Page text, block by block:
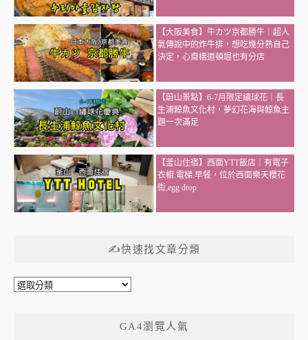
【大阪美食】牛カツ京都勝牛｜超人
氣傳說中的炸牛排，想吃幾分熟自己
決定，心齋橋道頓堀也有分店
【蔚山景點】6-7月限定繡球花｜長
生浦鯨魚文化村，夢幻花海與鯨魚主
題一次滿足
【釜山住宿】西面YTT飯店｜有電子
衣櫥.電梯.早餐，位於西面樂天櫻花
街,egg drop
✍快速找文章分類
✍
GA4瀏覽人氣